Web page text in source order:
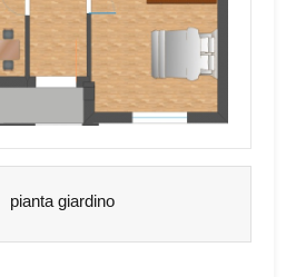
pianta giardino